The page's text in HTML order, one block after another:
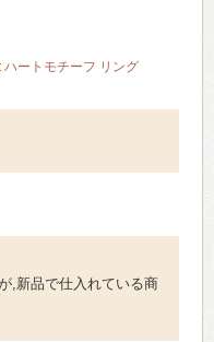
ハートモチーフ リング
,新品で仕入れている商